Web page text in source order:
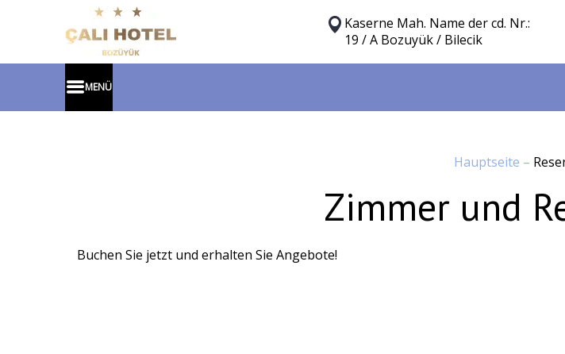
Kaserne Mah. Name der cd. Nr.:
19 / A Bozuyük / Bilecik
MENÜ
Hauptseite –
Zimmer und
Buchen Sie jetzt und erhalten Sie Angebote!